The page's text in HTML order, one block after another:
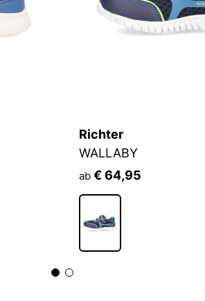
Richter
WALLABY
ab € 64,95